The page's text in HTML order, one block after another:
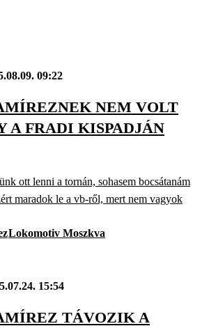
09:22
NEM VOLT
A FRADI KISPADJÁN
ott lenni a tornán, sohasem bocsátanám
maradok le a vb-ről, mert nem vagyok
Lokomotiv Moszkva
15:54
TÁVOZIK A